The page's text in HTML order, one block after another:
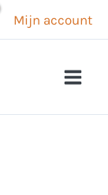
Mijn account